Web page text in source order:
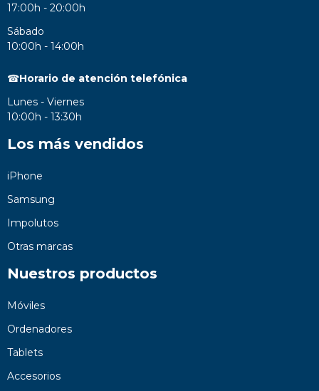
17:00h - 20:00h
Sábado
10:00h - 14:00h
☎Horario de atención telefónica
Lunes - Viernes
10:00h - 13:30h
Los más vendidos
iPhone
Samsung
Impolutos
Otras marcas
Nuestros productos
Móviles
Ordenadores
Tablets
Accesorios